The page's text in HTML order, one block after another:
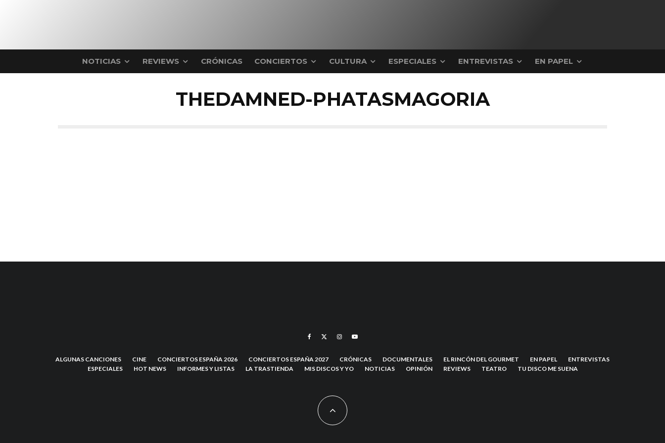
NOTICIAS REVIEWS CRÓNICAS CONCIERTOS CULTURA ESPECIALES ENTREVISTAS EN PAPEL
THEDAMNED-PHATASMAGORIA
ALGUNAS CANCIONES CINE CONCIERTOS ESPAÑA 2026 CONCIERTOS ESPAÑA 2027 CRÓNICAS DOCUMENTALES EL RINCÓN DEL GOURMET EN PAPEL
ENTREVISTAS
ESPECIALES
HOT NEWS INFORMES Y LISTAS LA TRASTIENDA MIS DISCOS Y YO NOTICIAS OPINIÓN REVIEWS TEATRO TU DISCO ME SUENA